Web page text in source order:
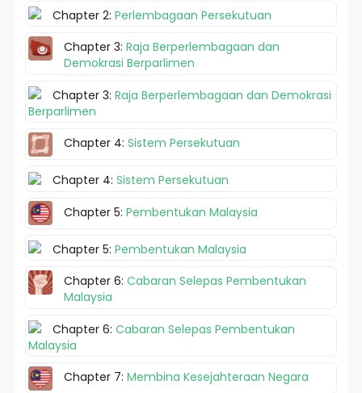
Chapter 2:Perlembagaan Persekutuan
Chapter 3:Raja Berperlembagaan dan
Demokrasi Berparlimen
Chapter 3:Raja Berperlembagaan dan Demokrasi
Berparlimen
Chapter 4:Sistem Persekutuan
Chapter 4:Sistem Persekutuan
Chapter 5:Pembentukan Malaysia
Chapter 5:Pembentukan Malaysia
Chapter 6:Cabaran Selepas Pembentukan
Malaysia
Chapter 6:Cabaran Selepas Pembentukan
Malaysia
Chapter 7:Membina Kesejahteraan Negara